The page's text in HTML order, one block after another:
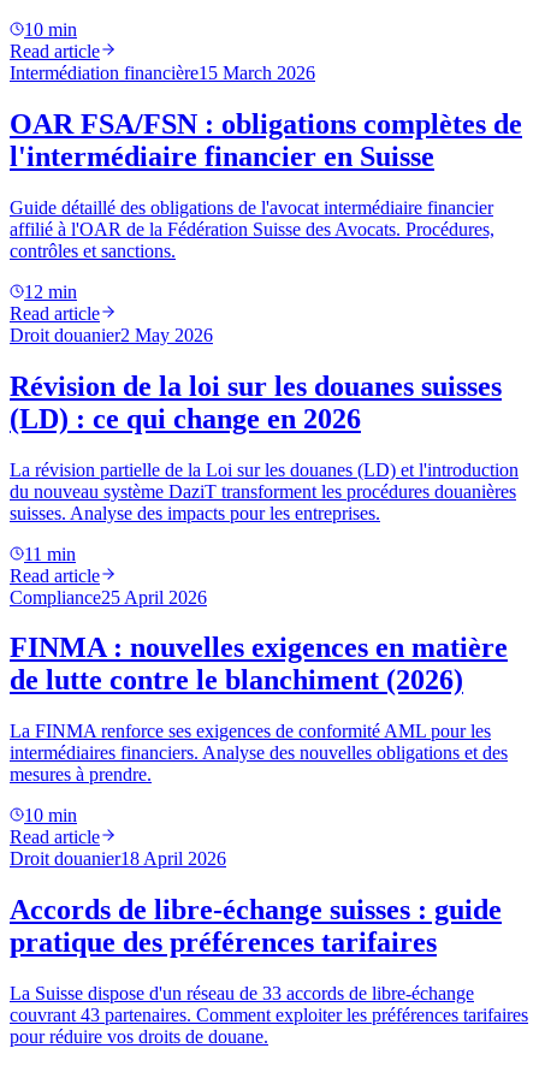
10 min
Read article
Intermédiation financière15 March 2026
OAR FSA/FSN : obligations complètes de
l'intermédiaire financier en Suisse
Guide détaillé des obligations de l'avocat intermédiaire financier
affilié à l'OAR de la Fédération Suisse des Avocats. Procédures,
contrôles et sanctions.
12 min
Read article
Droit douanier2 May 2026
Révision de la loi sur les douanes suisses
(LD) : ce qui change en 2026
La révision partielle de la Loi sur les douanes (LD) et l'introduction
du nouveau système DaziT transforment les procédures douanières
suisses. Analyse des impacts pour les entreprises.
11 min
Read article
Compliance25 April 2026
FINMA : nouvelles exigences en matière
de lutte contre le blanchiment (2026)
La FINMA renforce ses exigences de conformité AML pour les
intermédiaires financiers. Analyse des nouvelles obligations et des
mesures à prendre.
10 min
Read article
Droit douanier18 April 2026
Accords de libre-échange suisses : guide
pratique des préférences tarifaires
La Suisse dispose d'un réseau de 33 accords de libre-échange
couvrant 43 partenaires. Comment exploiter les préférences tarifaires
pour réduire vos droits de douane.